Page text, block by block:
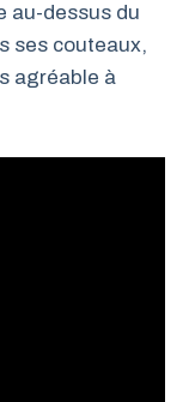
au-dessus du
ses couteaux,
agréable à